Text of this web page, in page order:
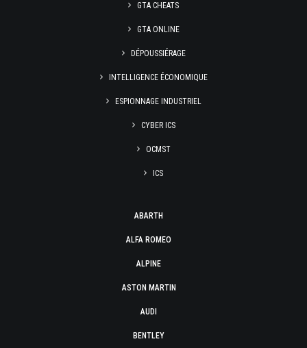
GTA CHEATS
GTA ONLINE
DÉPOUSSIÉRAGE
INTELLIGENCE ÉCONOMIQUE
ESPIONNAGE INDUSTRIEL
CYBER ICS
OCMST
ICS
ABARTH
ALFA ROMEO
ALPINE
ASTON MARTIN
AUDI
BENTLEY